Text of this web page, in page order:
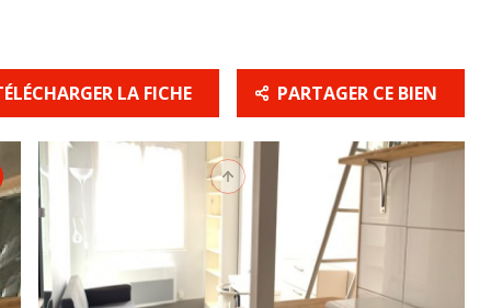
LA FICHE PARTAGER CE BIEN